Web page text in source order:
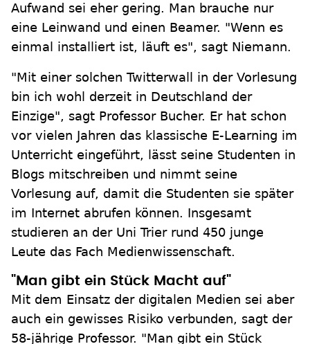
Aufwand sei eher gering. Man brauche nur
eine Leinwand und einen Beamer. "Wenn es
einmal installiert ist, läuft es", sagt Niemann.
"Mit einer solchen Twitterwall in der Vorlesung
bin ich wohl derzeit in Deutschland der
Einzige", sagt Professor Bucher. Er hat schon
vor vielen Jahren das klassische E-Learning im
Unterricht eingeführt, lässt seine Studenten in
Blogs mitschreiben und nimmt seine
Vorlesung auf, damit die Studenten sie später
im Internet abrufen können. Insgesamt
studieren an der Uni Trier rund 450 junge
Leute das Fach Medienwissenschaft.
"Man gibt ein Stück Macht auf"
Mit dem Einsatz der digitalen Medien sei aber
auch ein gewisses Risiko verbunden, sagt der
58-jährige Professor. "Man gibt ein Stück